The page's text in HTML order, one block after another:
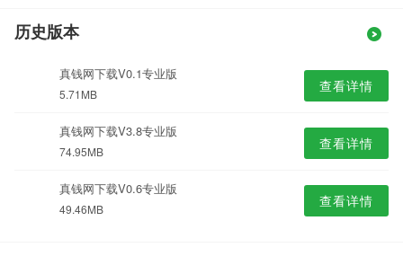
历史版本
真钱网下载V0.1专业版
5.71MB 查看详情
真钱网下载V3.8专业版
74.95MB 查看详情
真钱网下载V0.6专业版
49.46MB 查看详情